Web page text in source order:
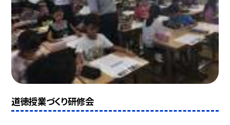
道徳授業づくり研修会